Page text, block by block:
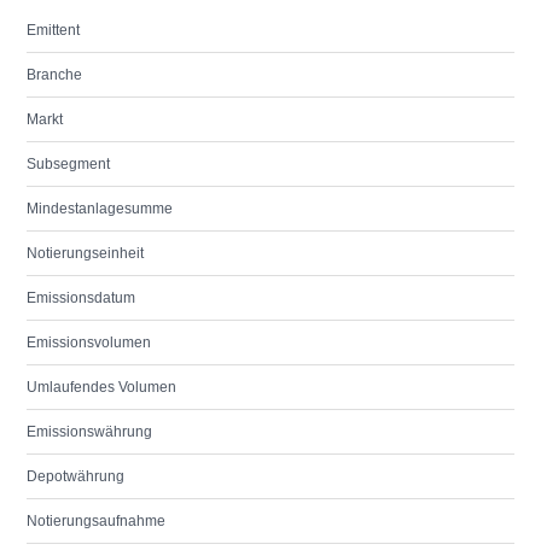
Emittent
Branche
Markt
Subsegment
Mindestanlagesumme
Notierungseinheit
Emissionsdatum
Emissionsvolumen
Umlaufendes Volumen
Emissionswährung
Depotwährung
Notierungsaufnahme